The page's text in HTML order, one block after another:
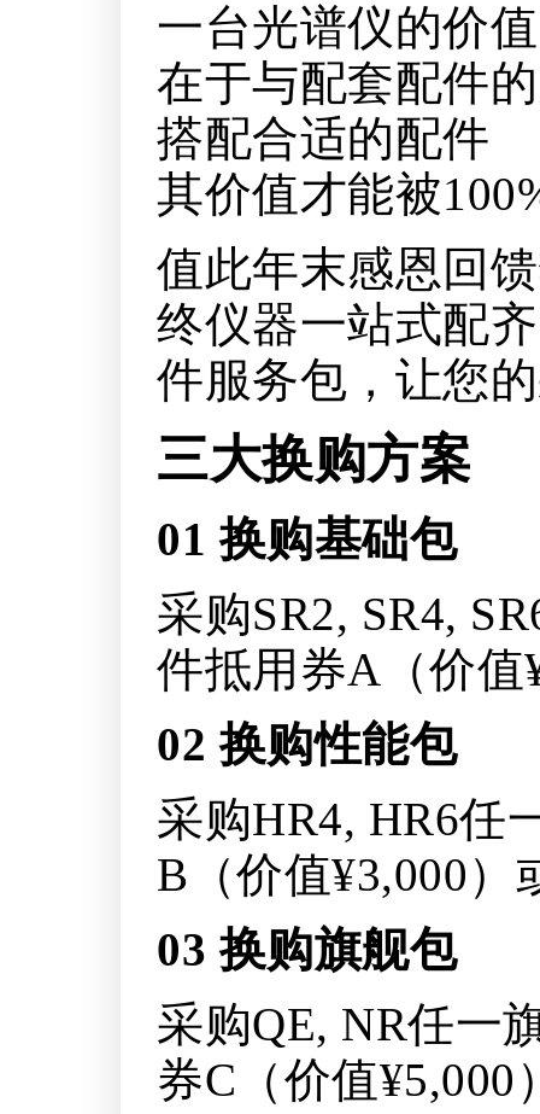
一台光谱仪的价值
在于与配套配件
搭配合适的配件
其价值才能被
值此年末感恩回
终仪器一站式配
件服务包，让您
三大换购方案
01 换购基础包
采购SR2, SR4,
件抵用券A（价值
02 换购性能包
采购HR4, HR6任
B（价值¥3,000）
03 换购旗舰包
采购QE, NR任一
券C（价值